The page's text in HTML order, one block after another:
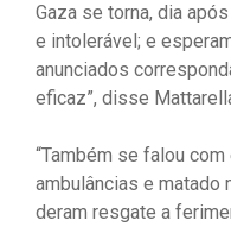
Gaza se torna, dia
e intolerável; e
anunciados
eficaz”, disse
“Também se falou
ambulâncias e
deram resgate a